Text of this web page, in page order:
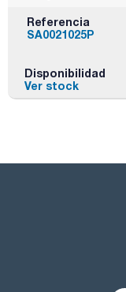
Referencia
SA0021025P
Disponibilidad
Ver stock